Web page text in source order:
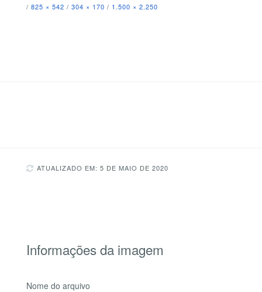
/ 825 × 542 / 304 × 170 / 1.500 × 2.250
ATUALIZADO EM: 5 DE MAIO DE 2020
Informações da imagem
Nome do arquivo